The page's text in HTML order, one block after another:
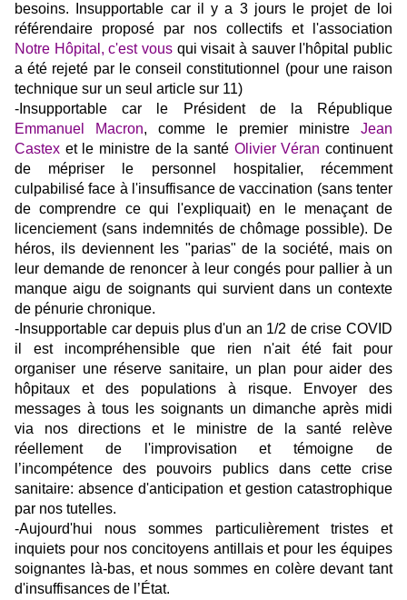
besoins. Insupportable car il y a 3 jours le projet de loi
référendaire proposé par nos collectifs et l'association
Notre Hôpital, c'est vous qui visait à sauver l'hôpital public
a été rejeté par le conseil constitutionnel (pour une raison
technique sur un seul article sur 11)
-Insupportable car le Président de la République
Emmanuel Macron, comme le premier ministre Jean
Castex et le ministre de la santé Olivier Véran continuent
de mépriser le personnel hospitalier, récemment
culpabilisé face à l'insuffisance de vaccination (sans tenter
de comprendre ce qui l'expliquait) en le menaçant de
licenciement (sans indemnités de chômage possible). De
héros, ils deviennent les "parias" de la société, mais on
leur demande de renoncer à leur congés pour pallier à un
manque aigu de soignants qui survient dans un contexte
de pénurie chronique.
-Insupportable car depuis plus d'un an 1/2 de crise COVID
il est incompréhensible que rien n'ait été fait pour
organiser une réserve sanitaire, un plan pour aider des
hôpitaux et des populations à risque. Envoyer des
messages à tous les soignants un dimanche après midi
via nos directions et le ministre de la santé relève
réellement de l'improvisation et témoigne de
l’incompétence des pouvoirs publics dans cette crise
sanitaire: absence d'anticipation et gestion catastrophique
par nos tutelles.
-Aujourd'hui nous sommes particulièrement tristes et
inquiets pour nos concitoyens antillais et pour les équipes
soignantes là-bas, et nous sommes en colère devant tant
d'insuffisances de l’État.